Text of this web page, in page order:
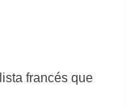
francés que